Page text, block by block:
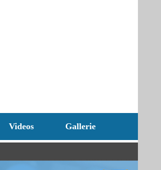
Videos Gallerie